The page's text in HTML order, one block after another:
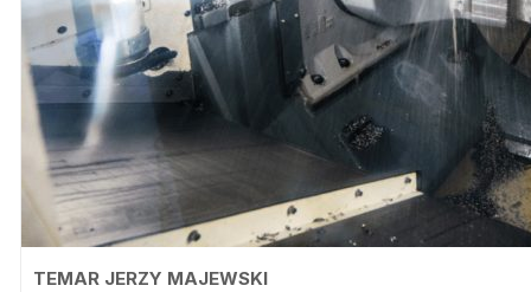
TEMAR JERZY MAJEWSKI